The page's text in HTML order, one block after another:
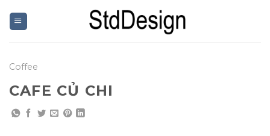
content
Coffee
CAFE CỦ CHI